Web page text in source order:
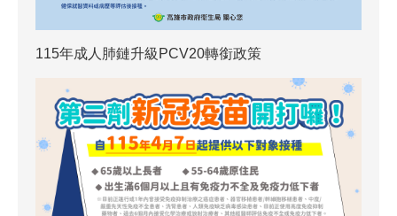
115年成人肺鏈升級PCV20轉銜政策